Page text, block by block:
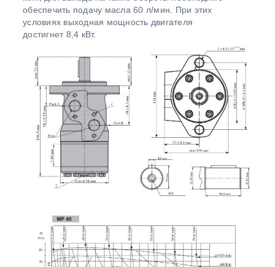
обеспечить подачу масла 60 л/мин. При этих
условиях выходная мощность двигателя
достигнет 8,4 кВт.